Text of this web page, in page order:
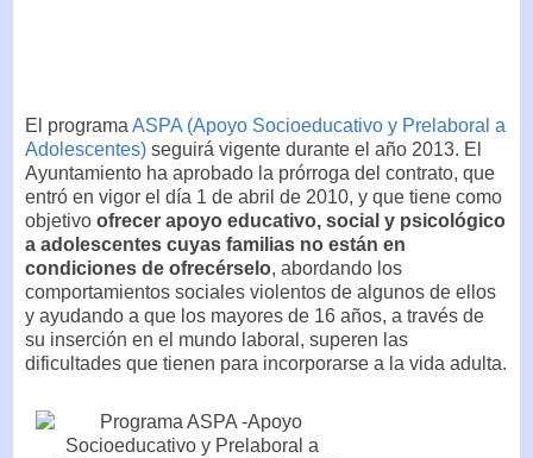
El programa ASPA (Apoyo Socioeducativo y Prelaboral a
Adolescentes) seguirá vigente durante el año 2013. El
Ayuntamiento ha aprobado la prórroga del contrato, que
entró en vigor el día 1 de abril de 2010, y que tiene como
objetivo ofrecer apoyo educativo, social y psicológico
a adolescentes cuyas familias no están en
condiciones de ofrecérselo, abordando los
comportamientos sociales violentos de algunos de ellos
y ayudando a que los mayores de 16 años, a través de
su inserción en el mundo laboral, superen las
dificultades que tienen para incorporarse a la vida adulta.